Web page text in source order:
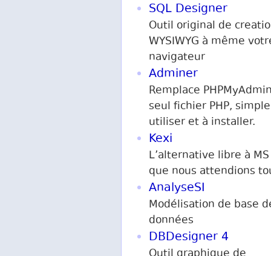
SQL Designer
Outil original de
WYSIWYG à même
navigateur
Adminer
Remplace
seul fichier PHP,
utiliser et à installer.
Kexi
L’alternative libre à
que nous attendions
AnalyseSI
Modélisation de base
données
DBDesigner 4